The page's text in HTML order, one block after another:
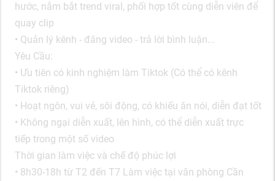
hước, nắm bắt trend viral, phối hợp tốt cùng diễn viên để
quay clip
• Quản lý kênh - đăng video - trả lời bình luận...
Yêu Cầu:
• Ưu tiên có kinh nghiệm làm Tiktok (Có thể có kênh
Tiktok riêng)
• Hoạt ngôn, vui vẻ, sôi động, có khiếu ăn nói, diễn đạt tốt
• Không ngại diễn xuất, lên hình, có thể diễn xuất trực
tiếp trong một số video
Thời gian làm việc và chế độ phúc lợi
• 8h30-18h từ T2 đến T7 Làm việc tại văn phòng Cần